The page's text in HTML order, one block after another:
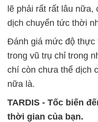
lẽ phải rất rất lâu nữa,
dịch chuyển tức thời
Đánh giá mức độ thực
trong vũ trụ chỉ trong
chí còn chưa thể dịch
nữa là.
TARDIS - Tốc biến
thời gian của bạn.